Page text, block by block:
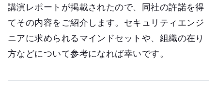
講演レポートが掲載されたので、同社の許諾を得
てその内容をご紹介します。セキュリティエンジ
ニアに求められるマインドセットや、組織の在り
方などについて参考になれば幸いです。